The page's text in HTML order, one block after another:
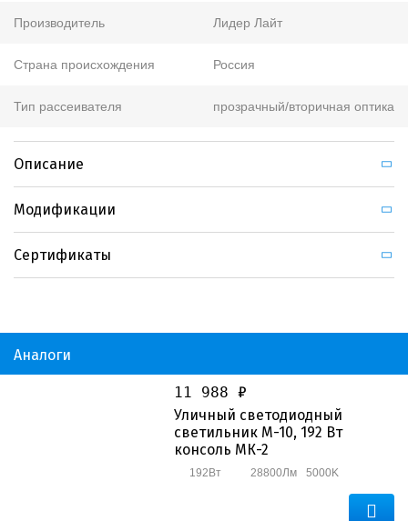
Производитель Лидер Лайт
Страна происхождения Россия
Тип рассеивателя прозрачный/вторичная оптика
Описание
Модификации
Сертификаты
Аналоги
Уличный светодиодный
светильник M-10, 192 Вт
консоль МК-2
192Вт 28800Лм 5000K
11 988 ₽